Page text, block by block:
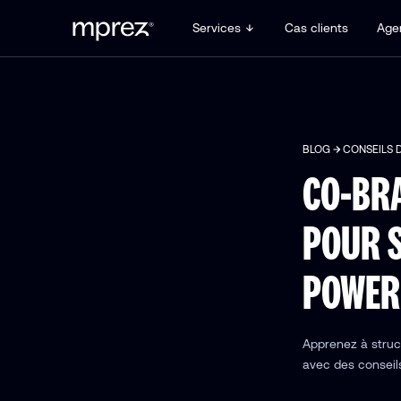
Services Cas clients
BLOG CONSEILS
CO-
POUR
Apprenez à
avec des